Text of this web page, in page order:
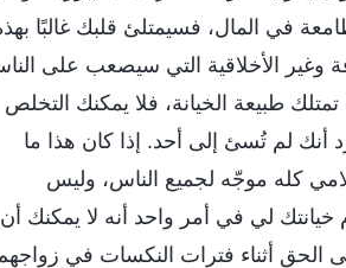
في المال، فسيمتلئ قلبك غالبًا
وغير الأخلاقية التي سيصعب على
طبيعة الخيانة، فلا يمكنك التخلص
أنك لم تُسئ إلى أحد. إذا كان هذا ما
كله موجّه لجميع الناس، وليس
لي في أمر واحد أنه لا يمكنك أن
أثناء فترات النكسات في